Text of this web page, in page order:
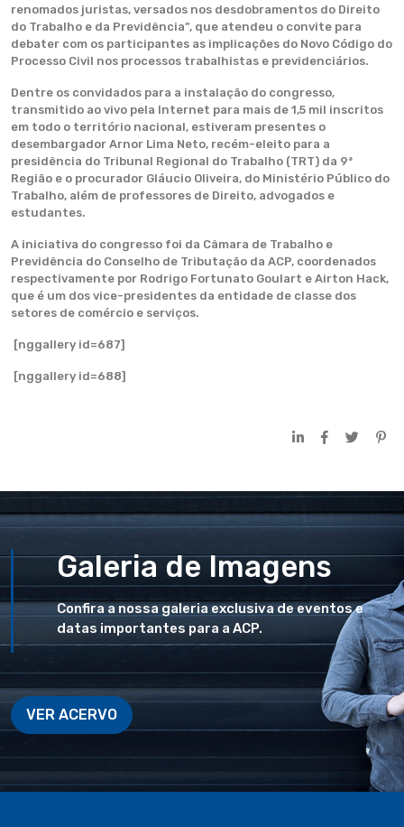
renomados juristas, versados nos desdobramentos do Direito
do Trabalho e da Previdência”, que atendeu o convite para
debater com os participantes as implicações do Novo Código do
Processo Civil nos processos trabalhistas e previdenciários.
Dentre os convidados para a instalação do congresso,
transmitido ao vivo pela Internet para mais de 1,5 mil inscritos
em todo o território nacional, estiveram presentes o
desembargador Arnor Lima Neto, recém-eleito para a
presidência do Tribunal Regional do Trabalho (TRT) da 9ª
Região e o procurador Gláucio Oliveira, do Ministério Público do
Trabalho, além de professores de Direito, advogados e
estudantes.
A iniciativa do congresso foi da Câmara de Trabalho e
Previdência do Conselho de Tributação da ACP, coordenados
respectivamente por Rodrigo Fortunato Goulart e Airton Hack,
que é um dos vice-presidentes da entidade de classe dos
setores de comércio e serviços.
[nggallery id=687]
[nggallery id=688]
Galeria de Imagens
Confira a nossa galeria exclusiva de eventos e
datas importantes para a ACP.
VER ACERVO